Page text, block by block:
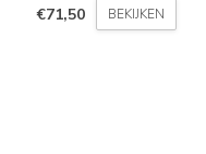
€71,50 BEKIJKEN